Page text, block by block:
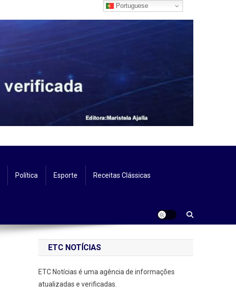
Política Esporte Receitas Clássicas
ETC NOTÍCIAS
ETC Notícias é uma agência de informações
atualizadas e verificadas.
Portuguese